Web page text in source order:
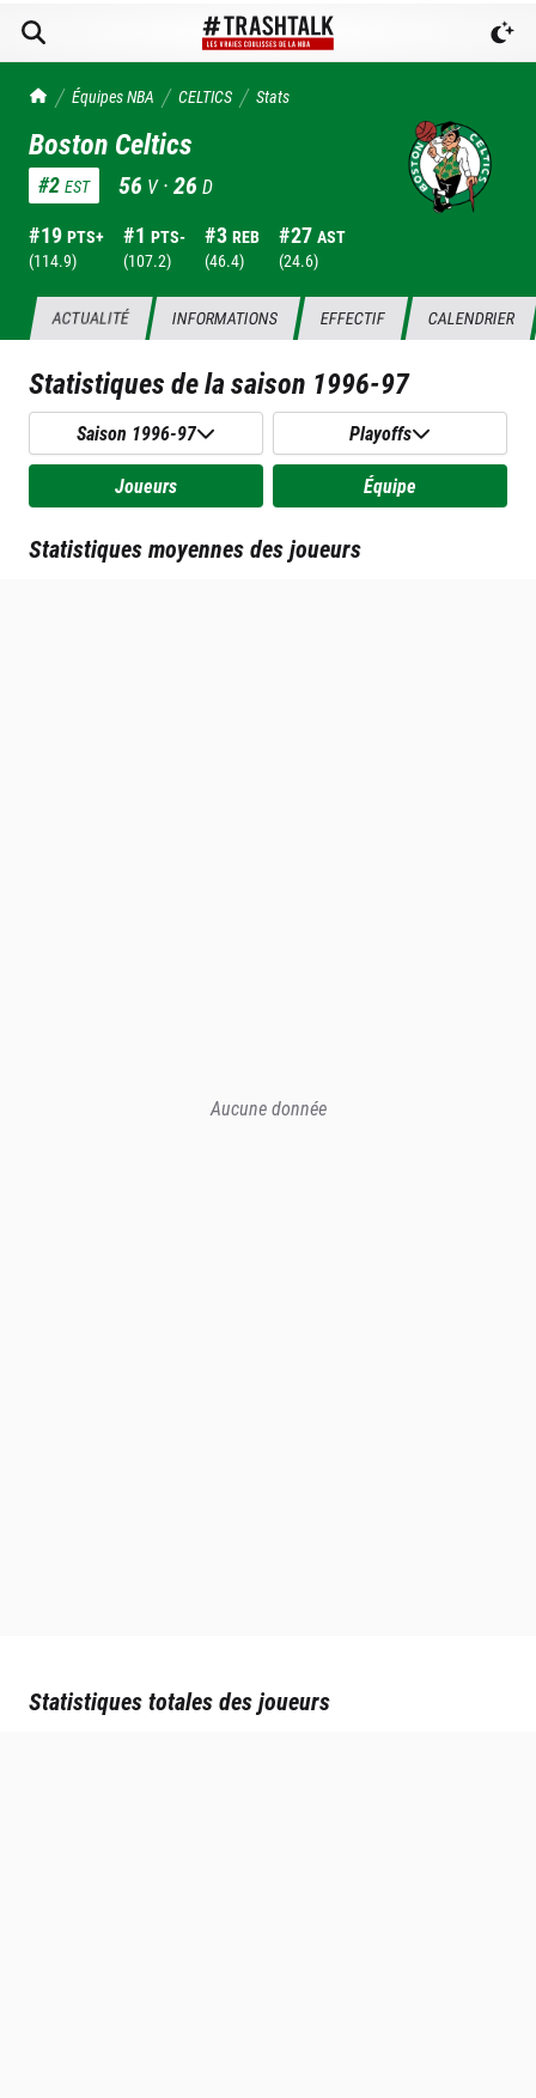
TrashTalk Actu NBA
Équipes NBA CELTICS Stats
Boston Celtics
#2 EST 56 V ·26 D
#19 PTS+
(114.9)
#1 PTS-
(107.2)
#3 REB
(46.4)
#27 AST
(24.6)
ACTUALITÉ INFORMATIONS EFFECTIF CALENDRIER
Statistiques de la saison 1996-97
Saison 1996-97 Playoffs
Joueurs Équipe
Statistiques moyennes des joueurs
Aucune donnée
Statistiques totales des joueurs